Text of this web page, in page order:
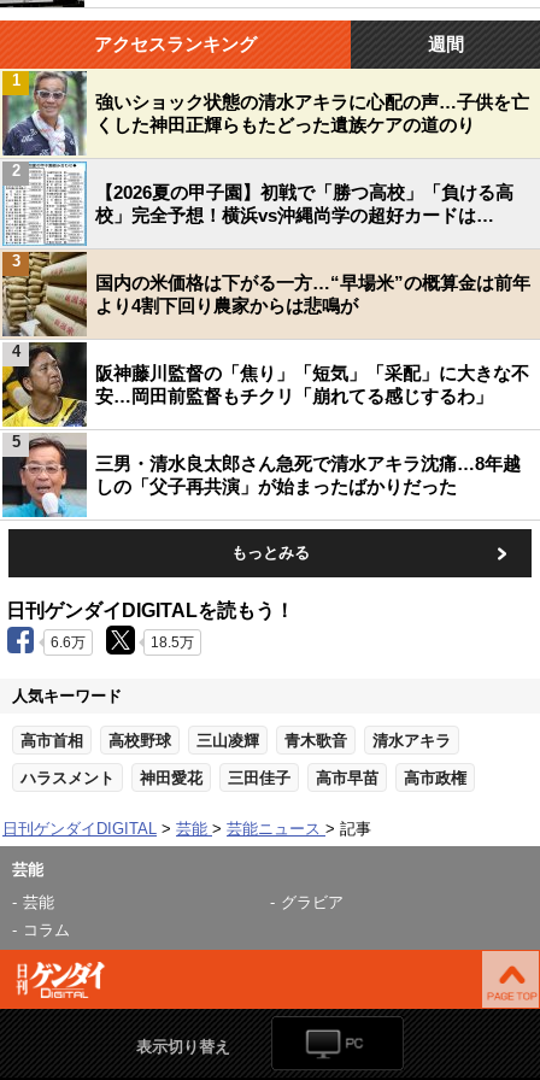
アクセスランキング 週間
強いショック状態の清水アキラに心配の声…子供を亡
くした神田正輝らもたどった遺族ケアの道のり
1
【2026夏の甲子園】初戦で「勝つ高校」「負ける高
校」完全予想！横浜vs沖縄尚学の超好カードは…
2
国内の米価格は下がる一方…“早場米”の概算金は前年
より4割下回り農家からは悲鳴が
3
阪神藤川監督の「焦り」「短気」「采配」に大きな不
安…岡田前監督もチクリ「崩れてる感じするわ」
4
三男・清水良太郎さん急死で清水アキラ沈痛…8年越
しの「父子再共演」が始まったばかりだった
5
もっとみる
日刊ゲンダイDIGITALを読もう！
6.6万 18.5万
人気キーワード
高市首相 高校野球 三山凌輝 青木歌音 清水アキラ
ハラスメント 神田愛花 三田佳子 高市早苗 高市政権
日刊ゲンダイDIGITAL 芸能 芸能ニュース 記事
芸能
芸能
グラビア
コラム
表示切り替え